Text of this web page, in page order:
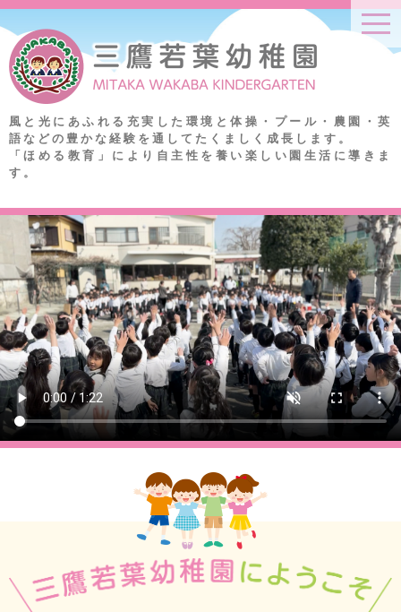
風と光にあふれる充実した環境と体操・プール・農園・英
語などの 豊かな経験を通してたくましく成長します。
「ほめる教育」により自主性を養い楽しい園生活に導きま
す。